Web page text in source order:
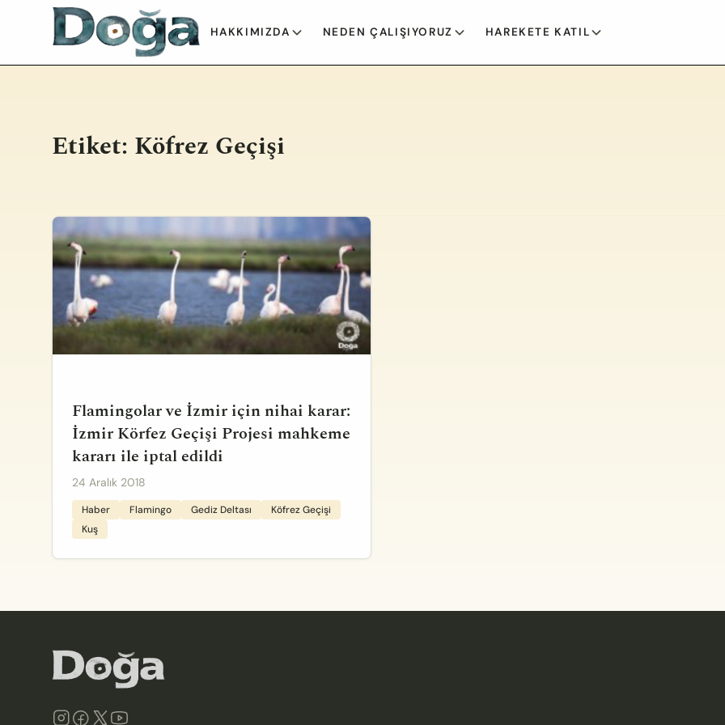
İçeriğe geç
HAKKIMIZDA NEDEN ÇALIŞIYORUZ HAREKETE KATIL
Etiket: Köfrez Geçişi
Flamingolar ve İzmir için nihai karar:
İzmir Körfez Geçişi Projesi mahkeme
kararı ile iptal edildi
24 Aralık 2018
Haber Flamingo Gediz Deltası
Köfrez Geçişi
Kuş